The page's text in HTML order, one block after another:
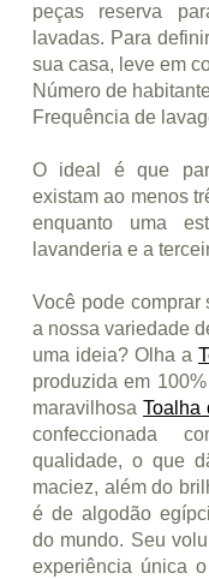
peças reserva
lavadas. Para
sua casa, leve em
Número de
Frequência de
O ideal é que
existam ao menos
enquanto uma
lavanderia e a
Você pode comprar
a nossa variedade
uma ideia? Olha a
produzida em
maravilhosaToalha
confeccionada
qualidade, o que
maciez, além do
é de algodão
do mundo. Seu
experiência única